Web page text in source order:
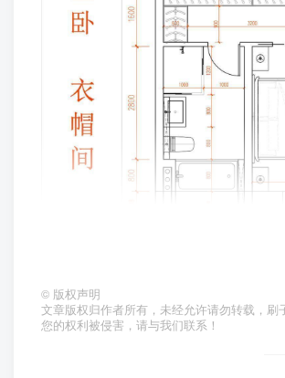
© 版权声明
文章版权归作者所有，未经允许请勿转载，
您的权利被侵害，请与我们联系！